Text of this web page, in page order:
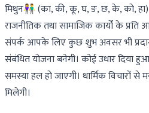
मिथुन👫 (का, की, कू, घ, ङ, छ, के, को, हा)
राजनीतिक तथा सामाजिक कार्यों के
संपर्क आपके लिए कुछ शुभ अवसर भी
संबंधित योजना बनेगी। कोई उधार दिया
समस्या हल हो जाएगी। धार्मिक विचारों से
मिलेगी।